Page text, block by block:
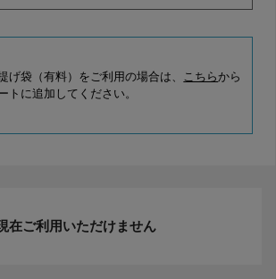
げ袋（有料）をご利用の場合は、 こちらから
トに追加してください。
在ご利用いただけません